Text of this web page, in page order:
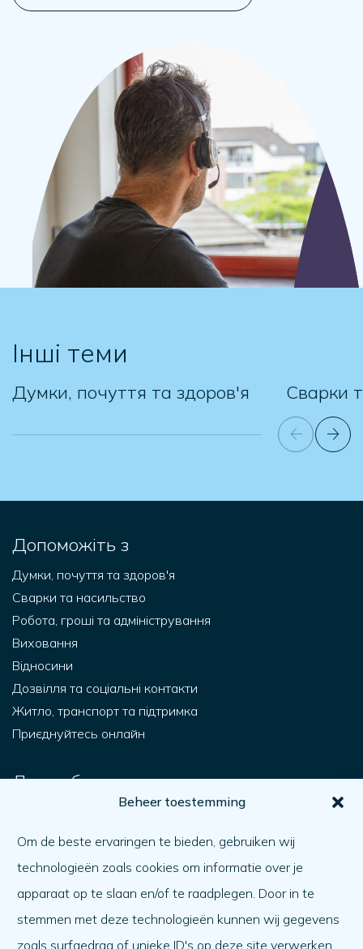
Beheer toestemming
Om de beste ervaringen te bieden, gebruiken wij
technologieën zoals cookies om informatie over je
apparaat op te slaan en/of te raadplegen. Door in te
stemmen met deze technologieën kunnen wij gegevens
zoals surfgedrag of unieke ID's op deze site verwerken.
Інші теми
Думки, почуття та здоров'я Сварки
Допоможіть з
Думки, почуття та здоров'я
Сварки та насильство
Робота, гроші та адміністрування
Виховання
Відносини
Дозвілля та соціальні контакти
Житло, транспорт та підтримка
Приєднуйтесь онлайн
Для тебе.
Як я можу отримати допомогу?
Допомагаючи іншому
Порядок денний
Про нас